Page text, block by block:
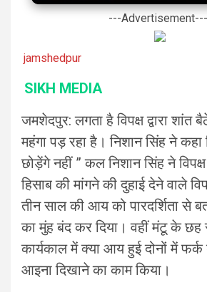
---
jamshedpur
SIKH MEDIA
जमशेदपुर: लगता है विपक्ष द्वारा शांत
महंगा पड़ रहा है। निशान सिंह ने कहा
छोड़ेंगे नहीं ” कल निशान सिंह ने विपक्ष
हिसाब की मांगने की दुहाई देने वाले
तीन साल की आय को पारदर्शिता से
का मुंह बंद कर दिया। वहीं मंटू के
कार्यकाल में क्या आय हुई दोनों में फर्क
आइना दिखाने का काम किया।